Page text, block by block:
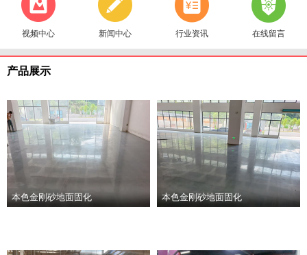
视频中心 新闻中心 行业资讯 在线留言
产品展示
本色金刚砂地面固化 本色金刚砂地面固化